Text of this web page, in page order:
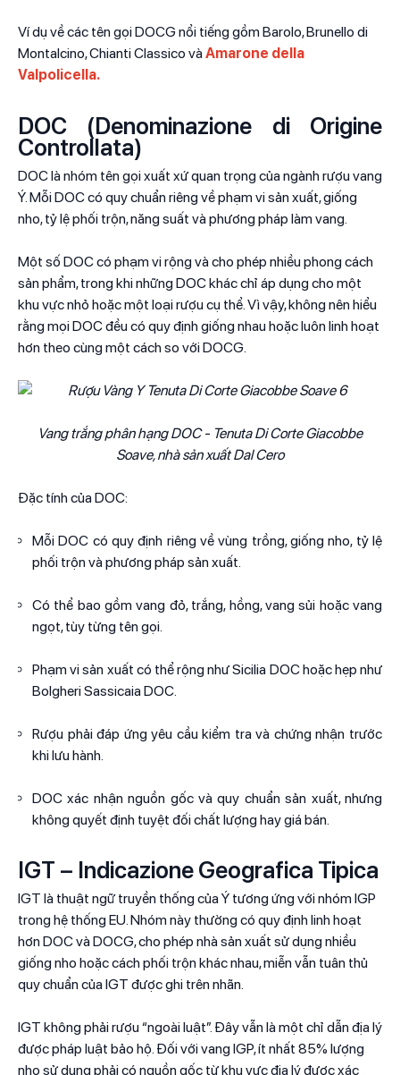
Ví dụ về các tên gọi DOCG nổi tiếng gồm Barolo, Brunello di
Montalcino, Chianti Classico và Amarone della
Valpolicella.
DOC (Denominazione di Origine
Controllata)
DOC là nhóm tên gọi xuất xứ quan trọng của ngành rượu vang
Ý. Mỗi DOC có quy chuẩn riêng về phạm vi sản xuất, giống
nho, tỷ lệ phối trộn, năng suất và phương pháp làm vang.
Một số DOC có phạm vi rộng và cho phép nhiều phong cách
sản phẩm, trong khi những DOC khác chỉ áp dụng cho một
khu vực nhỏ hoặc một loại rượu cụ thể. Vì vậy, không nên hiểu
rằng mọi DOC đều có quy định giống nhau hoặc luôn linh hoạt
hơn theo cùng một cách so với DOCG.
Vang trắng phân hạng DOC - Tenuta Di Corte Giacobbe
Soave, nhà sản xuất Dal Cero
Đặc tính của DOC:
Mỗi DOC có quy định riêng về vùng trồng, giống nho, tỷ lệ
phối trộn và phương pháp sản xuất.
Có thể bao gồm vang đỏ, trắng, hồng, vang sủi hoặc vang
ngọt, tùy từng tên gọi.
Phạm vi sản xuất có thể rộng như Sicilia DOC hoặc hẹp như
Bolgheri Sassicaia DOC.
Rượu phải đáp ứng yêu cầu kiểm tra và chứng nhận trước
khi lưu hành.
DOC xác nhận nguồn gốc và quy chuẩn sản xuất, nhưng
không quyết định tuyệt đối chất lượng hay giá bán.
IGT – Indicazione Geografica Tipica
IGT là thuật ngữ truyền thống của Ý tương ứng với nhóm IGP
trong hệ thống EU. Nhóm này thường có quy định linh hoạt
hơn DOC và DOCG, cho phép nhà sản xuất sử dụng nhiều
giống nho hoặc cách phối trộn khác nhau, miễn vẫn tuân thủ
quy chuẩn của IGT được ghi trên nhãn.
IGT không phải rượu “ngoài luật”. Đây vẫn là một chỉ dẫn địa lý
được pháp luật bảo hộ. Đối với vang IGP, ít nhất 85% lượng
nho sử dụng phải có nguồn gốc từ khu vực địa lý được xác